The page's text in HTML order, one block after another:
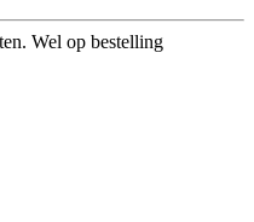
Wel op bestelling